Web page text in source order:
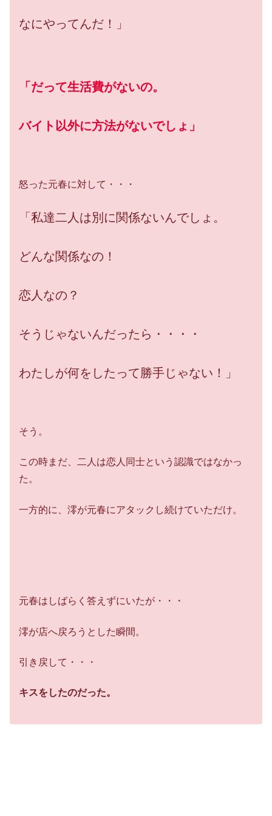
なにやってんだ！」
「だって生活費がないの。
バイト以外に方法がないでしょ」
怒った元春に対して・・・
「私達二人は別に関係ないんでしょ。
どんな関係なの！
恋人なの？
そうじゃないんだったら・・・・
わたしが何をしたって勝手じゃない！」
そう。
この時まだ、二人は恋人同士という認識ではなかっ
た。
一方的に、澪が元春にアタックし続けていただけ。
元春はしばらく答えずにいたが・・・
澪が店へ戻ろうとした瞬間。
引き戻して・・・
キスをしたのだった。